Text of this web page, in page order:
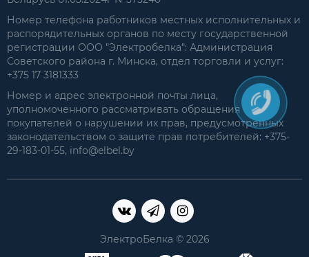
Номер телефона работников местных исполнительных и
распорядительных органов по месту государственной
регистрации ООО "Электробелка": Администрация
Советского района г. Минска, отдел торговли и услуг:
+375 17 3181333
Номер и адрес электронной почты лица,
уполномоченного рассматривать обращения
покупателей о нарушении их прав, предусмотренных
законодательством о защите прав потребителей: +375-
29-183-01-55, info@elbel.by
ЭлектроБелка © 2026